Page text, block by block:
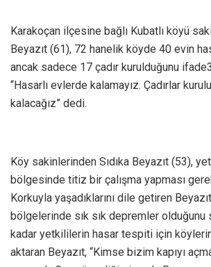
Karakoçan ilçesine bağlı Kubatlı köyü
Beyazıt (61), 72 hanelik köyde 40 evin
ancak sadece 17 çadır kurulduğunu
“Hasarlı evlerde kalamayız. Çadırlar
kalacağız” dedi.
Köy sakinlerinden Sıdıka Beyazıt (53),
bölgesinde titiz bir çalışma yapması
Korkuyla yaşadıklarını dile getiren
bölgelerinde sık sık depremler olduğunu
kadar yetkililerin hasar tespiti için
aktaran Beyazıt, “Kimse bizim kapıyı